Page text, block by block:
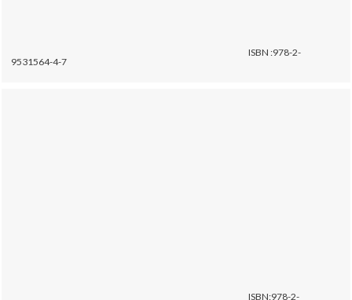
ISBN :978-2-
9531564-4-7
ISBN:978-2-